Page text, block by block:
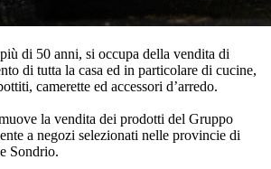
di 50 anni, si occupa della vendita di
di tutta la casa ed in particolare di cucine,
camerette ed accessori d’arredo.
la vendita dei prodotti del Gruppo
a negozi selezionati nelle provincie di
Sondrio.